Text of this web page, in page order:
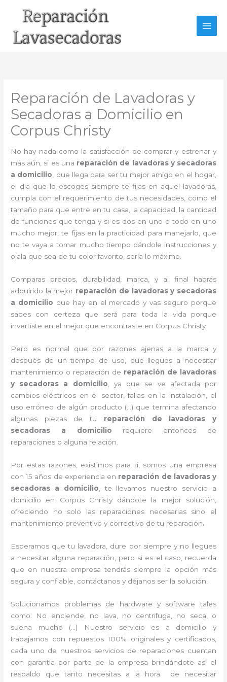
Reparación de Lavadoras y
Secadoras a Domicilio en
Corpus Christy
No hay nada como la satisfacción de comprar y estrenar y
más aún, si es una reparación de lavadoras y secadoras
a domicilio, que llega para ser tu mejor amigo en el hogar,
el día que lo escoges siempre te fijas en aquel lavadoras,
cumpla con el requerimiento de tus necesidades, como el
tamaño para que entre en tu casa, la capacidad, la cantidad
de funciones que tenga y si es dos en uno o todo en uno
mucho mejor, te fijas en la practicidad para manejarlo, que
no te vaya a tomar mucho tiempo dándole instrucciones y
ojala que sea de tu color favorito, sería lo máximo.
Comparas precios, durabilidad, marca, y al final habrás
adquirido la mejor reparación de lavadoras y secadoras
a domicilio que hay en el mercado y vas seguro porque
sabes con certeza que será para toda la vida porque
invertiste en el mejor que encontraste en Corpus Christy
Pero es normal que por razones ajenas a la marca y
después de un tiempo de uso, que llegues a necesitar
mantenimiento o reparación de reparación de lavadoras
y secadoras a domicilio , ya que se ve afectada por
cambios eléctricos en el sector, fallas en la instalación, el
uso erróneo de algún producto (…) que termina afectando
algunas piezas de tu reparación de lavadoras y
secadoras a domicilio requiere entonces de
reparaciones o alguna relación.
Por estas razones, existimos para ti, somos una empresa
con 15 años de experiencia en reparación de lavadoras y
secadoras a domicilio , te llevamos nuestro servicio a
domicilio en Corpus Christy dándote la mejor solución,
ofreciendo no solo las reparaciones necesarias sino el
mantenimiento preventivo y correctivo de tu reparación.
Esperamos que tu lavadora, dure por siempre y no llegues
a necesitar alguna reparación, pero si es el caso, recuerda
que en nuestra empresa tendrás siempre la opción más
segura y confiable, contáctanos y déjanos ser la solución.
Solucionamos problemas de hardware y software tales
como: No enciende, no lava, no centrifuga, no seca, o
suena mucho (…) Nuestro servicio es a domicilio y
trabajamos con repuestos 100% originales y certificados,
cada uno de nuestros servicios de reparaciones cuentan
con garantía por parte de la empresa brindándote así el
respaldo que tanto necesitas a la hora de necesitar